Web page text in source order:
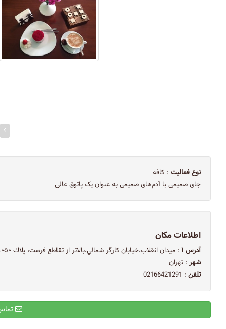
نوع فعالیت : کافه
جای صمیمی با آدم‌های صمیمی به عنوان یک پاتوق عالی
اطلاعات مکان
آدرس ۱
: ميدان انقلاب،خيابان كارگر شمالي،بالاتر از تقاطع فرصت، پلاك ١٠٥٠
شهر : تهران
تلفن : 02166421291